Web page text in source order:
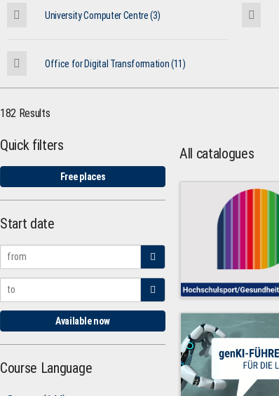
University Computer Centre (3)
Office for Digital Transformation (11)
182 Results
Quick filters
Free places
Start date
Available now
Course Language
All catalogues